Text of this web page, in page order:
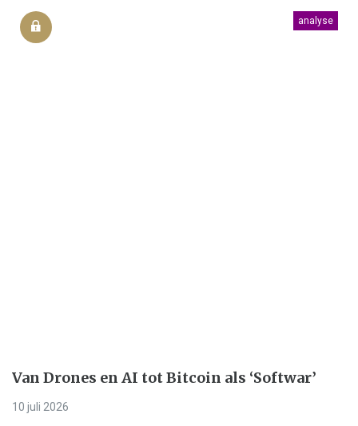
analyse
Van Drones en AI tot Bitcoin als ‘Softwar’
10 juli 2026